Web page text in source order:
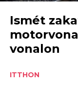
Ismét
vonalon
ITTHON